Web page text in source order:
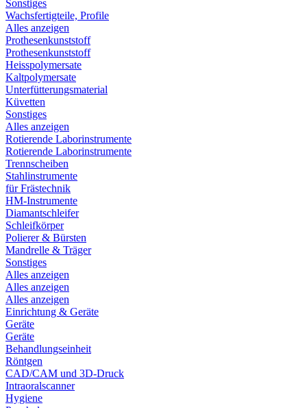
Sonstiges
Wachsfertigteile, Profile
Alles anzeigen
Prothesenkunststoff
Prothesenkunststoff
Heisspolymersate
Kaltpolymersate
Unterfütterungsmaterial
Küvetten
Sonstiges
Alles anzeigen
Rotierende Laborinstrumente
Rotierende Laborinstrumente
Trennscheiben
Stahlinstrumente
für Frästechnik
HM-Instrumente
Diamantschleifer
Schleifkörper
Polierer & Bürsten
Mandrelle & Träger
Sonstiges
Alles anzeigen
Alles anzeigen
Alles anzeigen
Einrichtung & Geräte
Geräte
Geräte
Behandlungseinheit
Röntgen
CAD/CAM und 3D-Druck
Intraoralscanner
Hygiene